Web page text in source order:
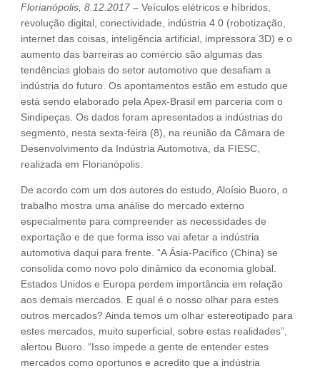
Florianópolis, 8.12.2017 – Veículos elétricos e híbridos,
revolução digital, conectividade, indústria 4.0 (robotização,
internet das coisas, inteligência artificial, impressora 3D) e o
aumento das barreiras ao comércio são algumas das
tendências globais do setor automotivo que desafiam a
indústria do futuro. Os apontamentos estão em estudo que
está sendo elaborado pela Apex-Brasil em parceria com o
Sindipeças. Os dados foram apresentados a indústrias do
segmento, nesta sexta-feira (8), na reunião da Câmara de
Desenvolvimento da Indústria Automotiva, da FIESC,
realizada em Florianópolis.
De acordo com um dos autores do estudo, Aloísio Buoro, o
trabalho mostra uma análise do mercado externo
especialmente para compreender as necessidades de
exportação e de que forma isso vai afetar a indústria
automotiva daqui para frente. “A Ásia-Pacífico (China) se
consolida como novo polo dinâmico da economia global.
Estados Unidos e Europa perdem importância em relação
aos demais mercados. E qual é o nosso olhar para estes
outros mercados? Ainda temos um olhar estereotipado para
estes mercados, muito superficial, sobre estas realidades”,
alertou Buoro. “Isso impede a gente de entender estes
mercados como oportunos e acredito que a indústria